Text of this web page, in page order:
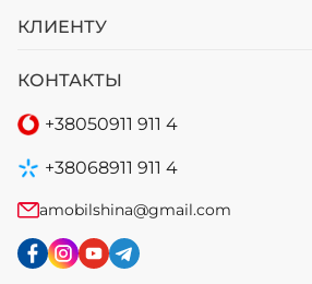
КЛИЕНТУ
КОНТАКТЫ
+38050911 911 4
+38068911 911 4
amobilshina@gmail.com